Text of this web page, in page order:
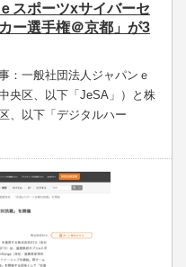
スポーツxサイバーセ
ー選手権＠京都」が3
：一般社団法人ジャパンｅ
央区、以下「JeSA」）と株
、以下「デジタルハー